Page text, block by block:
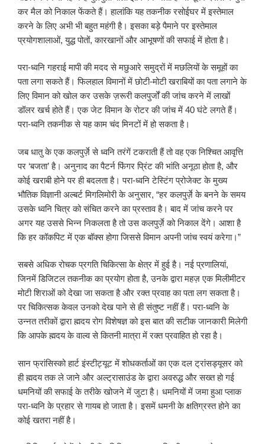
कर मैल को निकाल फेंकते हैं। हालांकि यह तकनीक रसोईघर में इस्तेमाल
करने के लिए अभी भी बहुत महंगी है। इसका बड़े पैमाने पर इस्तेमाल
प्रयोगशालाओं, युद्ध पोतों, कारखानों और आभूषणों की सफाई में होता है।
परा-ध्वनि गहराई मापी की मदद से मछुआरे समुद्रों में मछलियों के समूहों का
पता लगा सकते हैं। फिलहाल विमानों में छोटी-मोटी खराबियों का पता लगाने के
लिए विमान को खोल कर उसके ज़रूरी कलपुर्जों की जांच करने में लाखों
डॉलर खर्च होते हैं। एक जेट विमान के रोटर की जांच में 40 घंटे लगते हैं।
परा-ध्वनि तकनीक से यह काम चंद मिनटों में हो सकता है।
जब धातु के एक कलपुर्ज़े से ध्वनि तरंगें टकराती हैं तो वह एक निश्चित आवृत्ति
पर ‘बजता’ है। अनुनाद का पैटर्न फिंगर प्रिंट की भांति अनूठा होता है, और
कोई खराबी होने पर ही बदलता है। परा-ध्वनि टेस्टिंग प्रोजेक्ट के मुख्य
भौतिक विज्ञानी अल्बर्ट मिगलिमोरी के अनुसार, “हर कलपुर्ज़े के बनने के समय
उसके ध्वनि चित्र को संचित करने का प्रस्ताव है। बाद में जांच करने पर
अगर यह उससे भिन्न निकलता है तो उस कलपुर्ज़े को निकाल देंगे। आशा है
कि हर कॉकपिट में एक बॉक्स होगा जिससे विमान अपनी जांच स्वयं करेगा।”
सबसे अधिक रोचक प्रगति चिकित्सा के क्षेत्र में हुई है। नई प्रणालियां,
जिनमें डिजिटल तकनीक का प्रयोग होता है, उनके द्वारा महज़ एक मिलीमीटर
मोटी शिराओं को देखा जा सकता है और रक्त प्रवाह का पता लग सकता है।
पर चिकित्सक केवल उनको देख पाने से ही संतुष्ट नहीं हैं। परा-ध्वनि के
उन्नत तरीकों द्वारा ह्मदय रोग विशेषज्ञ को इस बात की सटीक जानकारी मिलेगी
कि आपके ह्मदय के वाल्व से कितनी मात्रा में रक्त प्रवाहित हो रहा है।
सान फ्रांसिस्को हार्ट इंस्टीट्यूट में शोधकर्ताओं का एक दल ट्रांसड्यूसर को
ही ह्मदय तक ले जाने और अल्ट्रासाउंड के द्वारा अवरुद्ध और सख्त हो गई
धमनियों की सफाई के तरीके खोजने में जुटा है। धमनियों में जमा हुआ प्लाक
परा-ध्वनि के प्रहार से गायब हो जाता है। इसमें धमनी के क्षतिग्रस्त होने का
कोई खतरा नहीं है।